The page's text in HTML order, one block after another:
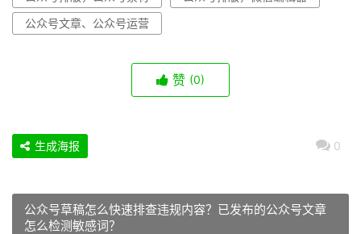
公众号文章、公众号运营
赞 (0)
0
生成海报
公众号草稿怎么快速排查违规内容？已发布的公众号文章
怎么检测敏感词？